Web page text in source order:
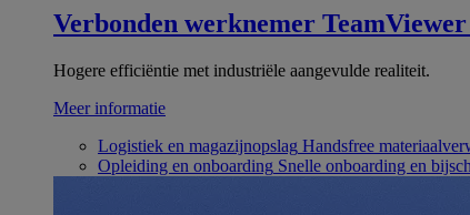
Verbonden werknemer
Hogere efficiëntie met industriële aangevulde realiteit.
Meer informatie
Logistiek en magazijnopslag Handsfree
Opleiding en onboarding Snelle onboarding en